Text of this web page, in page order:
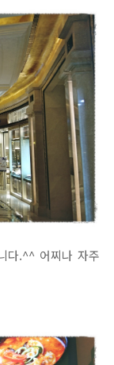
다.^^ 어찌나 자주